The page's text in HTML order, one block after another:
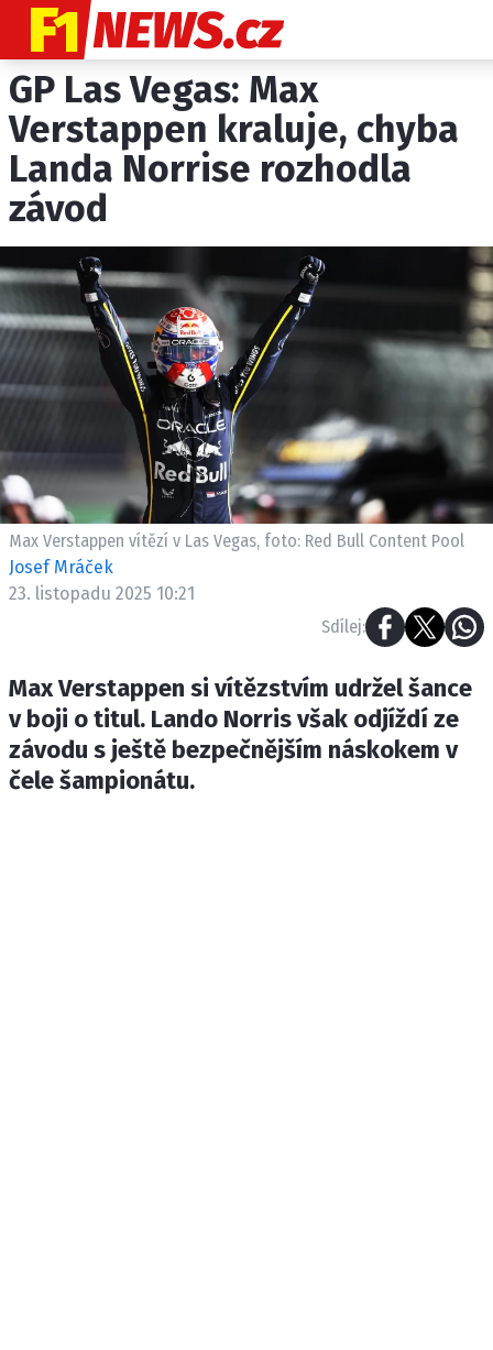
NOVINKY
GRAND PRIX
PADDOCK LINE
PROFILY JEZDCŮ
PROFILY TÝMŮ
ROZHOVORY
SLEDUJTE NÁS NA|
ETICKÝ KODEX
KONTAKT
OSOBNÍ ÚDAJE / COOKIES
Provozovatelem serveru F1NEWS.cz je
INCORP MEDIA GROUP s.r.o., IČ: 118 23 054
GP Las Vegas: Max
Verstappen kraluje, chyba
Landa Norrise rozhodla
závod
Max Verstappen vítězí v Las Vegas, foto: Red Bull Content Pool
Josef Mráček
23. listopadu 2025 10:21
Sdílej:
Max Verstappen si vítězstvím udržel šance
v boji o titul. Lando Norris však odjíždí ze
závodu s ještě bezpečnějším náskokem v
čele šampionátu.